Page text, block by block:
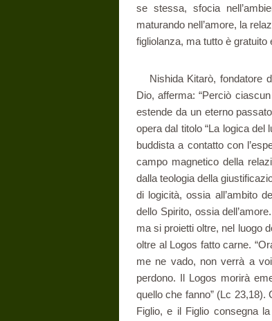
se stessa, sfocia
maturando nell’amore, la
figliolanza, ma tutto è gratuito
Nishida Kitarò, fondatore
Dio, afferma: “Perciò
estende da un eterno
opera dal titolo “La logica del
buddista a contatto con
campo magnetico della
dalla teologia della
di logicità, ossia all’ambito
dello Spirito, ossia
ma si proietti oltre, nel luogo
oltre al Logos fatto carne.
me ne vado, non verrà a
perdono. Il Logos morirà
quello che fanno” (Lc
Figlio, e il Figlio consegna